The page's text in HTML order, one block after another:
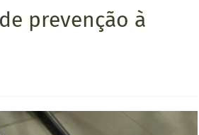
prevenção à